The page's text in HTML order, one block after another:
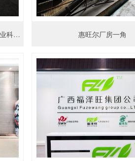
桉树专用肥厂家的仓库--广西惠旺尔农业科技有限公司 惠旺尔厂房一角